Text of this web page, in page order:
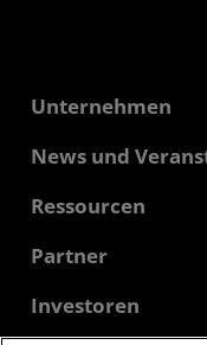
Unternehmen
Über AMD
Verantwortung
News und
Pressebereich
Mediathek
Ressourcen
Developer Central
Fallstudien
Partner
AMD Partner Hub
Autorisierte
Investoren